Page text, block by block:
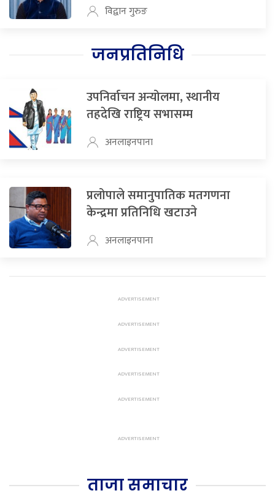
विद्वान गुरुङ
जनप्रतिनिधि
उपनिर्वाचन अन्योलमा, स्थानीय
तहदेखि राष्ट्रिय सभासम्म
अनलाइनपाना
प्रलोपाले समानुपातिक मतगणना
केन्द्रमा प्रतिनिधि खटाउने
अनलाइनपाना
ताजा समाचार